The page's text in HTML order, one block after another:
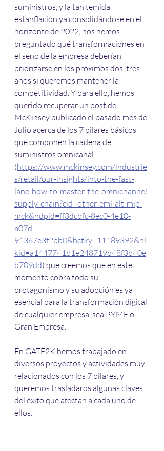
suministros, y la tan temida
estanflación ya consolidándose en el
horizonte de 2022, nos hemos
preguntado qué transformaciones en
el seno de la empresa deberían
priorizarse en los próximos dos, tres
años si queremos mantener la
competitividad. Y para ello, hemos
querido recuperar un post de
McKinsey publicado el pasado mes de
Julio acerca de los 7 pilares básicos
que componen la cadena de
suministros omnicanal
(https://www.mckinsey.com/industrie
s/retail/our-insights/into-the-fast-
lane-how-to-master-the-omnichannel-
supply-chain?cid=other-eml-alt-mip-
mck&hdpid=ff3dcbfc-8ec0-4e10-
a07d-
91367e3f2bb0&hctky=11189392&hl
kid=a1447741b1e248719b48f3b40e
b709dd) que creemos que en este
momento cobra todo su
protagonismo y su adopción es ya
esencial para la transformación digital
de cualquier empresa, sea PYME o
Gran Empresa.
En GATE2K hemos trabajado en
diversos proyectos y actividades muy
relacionados con los 7 pilares, y
queremos trasladaros algunas claves
del éxito que afectan a cada uno de
ellos.